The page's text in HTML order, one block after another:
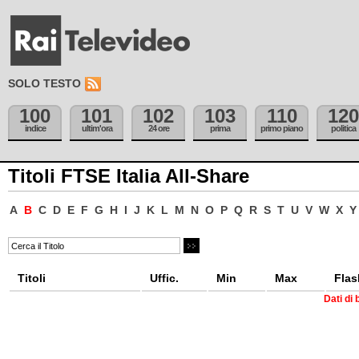
SOLO TESTO
100
indice
101
ultim'ora
102
24 ore
103
prima
110
primo piano
120
politica
Titoli FTSE Italia All-Share
A B C D E F G H I J K L M N O P Q R S T U V W X Y
Titoli Uffic. Min Max
Dati di